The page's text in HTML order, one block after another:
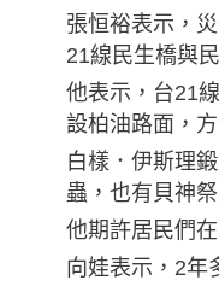
張恒裕表示，
21線民生橋與
他表示，台21
設柏油路面，
白樣．伊斯理
蟲，也有貝神
他期許居民們
向娃表示，2年